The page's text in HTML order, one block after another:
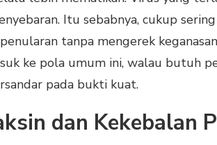
Itu sebabnya, cukup
tanpa mengerek
ke pola umum ini, walau butuh
pada bukti kuat.
dan Kekebalan